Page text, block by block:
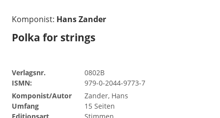
Komponist: Hans Zander
Polka for strings
Verlagsnr.
0802B
ISMN:
979-0-2044-9773-7
Komponist/Autor
Zander, Hans
Umfang
15 Seiten
Editionsart
Stimmen